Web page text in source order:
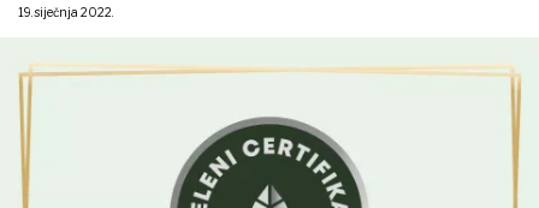
19. siječnja 2022.